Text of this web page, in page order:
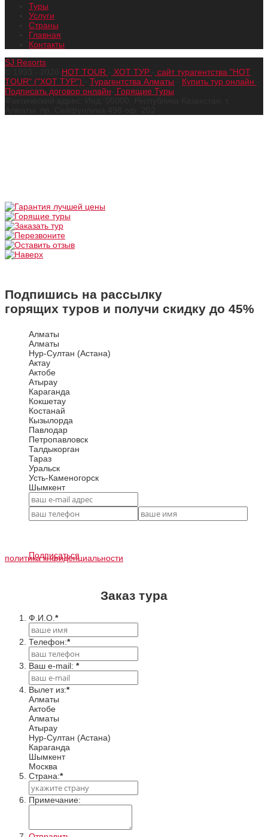
Туры
Услуги
Страны
Главная
Контакты
SJ Resorts
HOT TOUR ХОТ ТУР
сайт турагентства "HOT
TOUR" ("ХОТ ТУР")
Турагентства Алматы Купить тур онлайн
Подписать договор онлайн
Горящие Туры
Подпишись на рассылку
горящих туров и получи скидку до 45%
Алматы
Алматы
Нур-Султан (Астана)
Актау
Актобе
Атырау
Караганда
Кокшетау
Костанай
Кызылорда
Павлодар
Петропавловск
Талдыкорган
Тараз
Уральск
Усть-Каменогорск
Шымкент
политика кнфиденциальности
Подписаться
Заказ тура
Ф.И.О. *
Телефон:*
Ваш e-mail: *
Вылет из:*
Алматы
Актобе
Алматы
Атырау
Нур-Султан (Астана)
Караганда
Шымкент
Москва
Cтрана:*
Примечание: